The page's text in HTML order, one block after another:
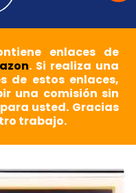
enlaces de
. Si realiza una
de estos enlaces,
una comisión sin
usted. Gracias
trabajo.